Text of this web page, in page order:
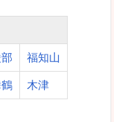
福知山
木津